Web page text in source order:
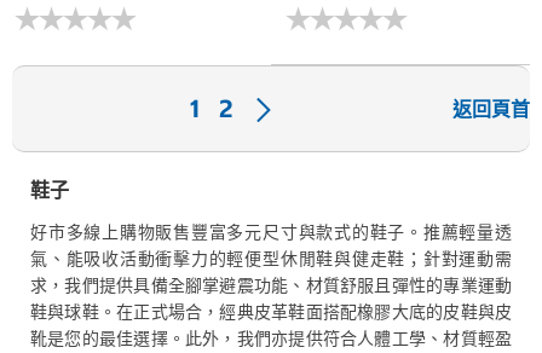
★★★★★
★★★★★ ★★★★★
★★★★★
1 2 返回頁首
鞋子
好市多線上購物販售豐富多元尺寸與款式的鞋子。推薦輕量透
氣、能吸收活動衝擊力的輕便型休閒鞋與健走鞋；針對運動需
求，我們提供具備全腳掌避震功能、材質舒服且彈性的專業運動
鞋與球鞋。在正式場合，經典皮革鞋面搭配橡膠大底的皮鞋與皮
靴是您的最佳選擇。此外，我們亦提供符合人體工學、材質輕盈